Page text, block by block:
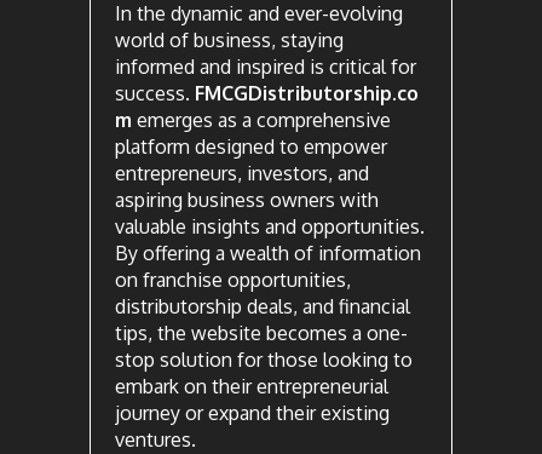
In the dynamic and ever-evolving
world of business, staying
informed and inspired is critical for
success. FMCGDistributorship.co
m emerges as a comprehensive
platform designed to empower
entrepreneurs, investors, and
aspiring business owners with
valuable insights and opportunities.
By offering a wealth of information
on franchise opportunities,
distributorship deals, and financial
tips, the website becomes a one-
stop solution for those looking to
embark on their entrepreneurial
journey or expand their existing
ventures.